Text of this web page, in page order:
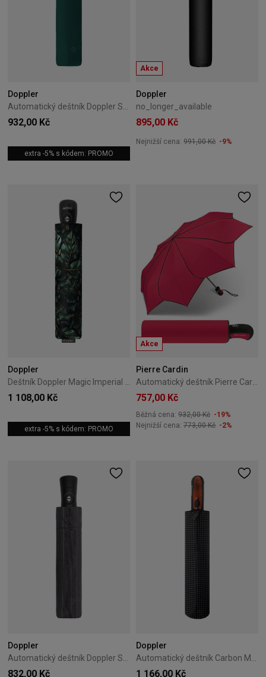
Doppler
932,00 Kč
extra -5% s kódem: PROMO
Akce
Doppler
no_longer_available
895,00 Kč
Nejnižší cena: 991,00 Kč -9%
Doppler
Deštník Doppler Magic Imperial – Crystal Leaves
1 108,00 Kč
extra -5% s kódem: PROMO
Akce
Pierre Cardin
Automatický deštník Pierre Cardin Sunflower 01
757,00 Kč
Běžná cena: 932,00 Kč -19%
Nejnižší cena: 773,00 Kč -2%
Doppler
Automatický deštník Doppler Superstrong Glen Stripe
832,00 Kč
Doppler
Automatický deštník Carbon Magic XM Business Doppler 03
1 166,00 Kč